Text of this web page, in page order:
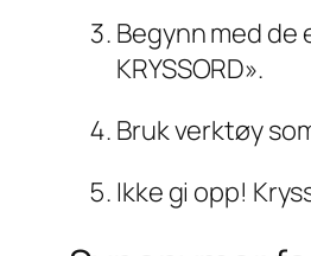
Begynn med de
KRYSSORD».
Bruk verktøy
Ikke gi opp!